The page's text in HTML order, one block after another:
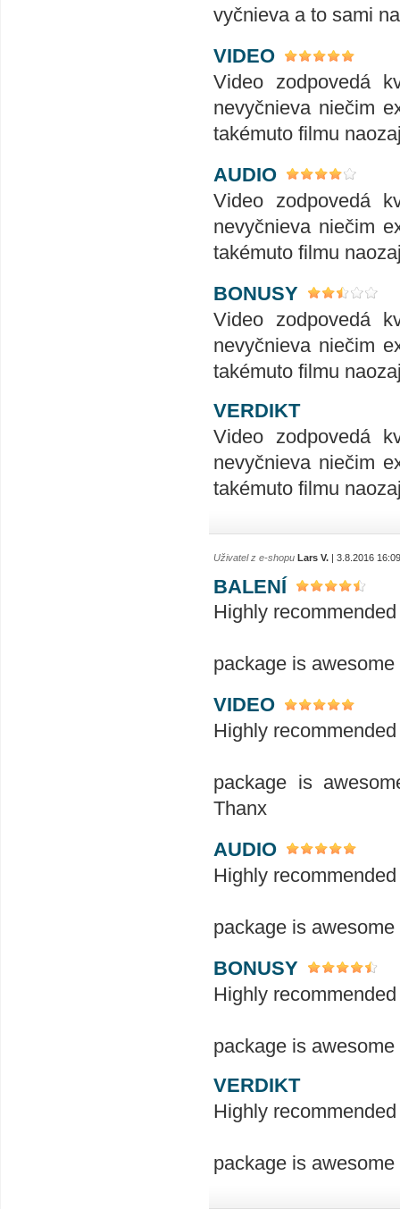
vyčnieva a to sami
VIDEO
Video zodpovedá
nevyčnieva niečim
takémuto filmu
AUDIO
Video zodpovedá
nevyčnieva niečim
takémuto filmu
BONUSY
Video zodpovedá
nevyčnieva niečim
takémuto filmu
VERDIKT
Video zodpovedá
nevyčnieva niečim
takémuto filmu
Uživatel z e-shopu Lars V. | 3.8.2016 16:09
BALENÍ
Highly
package is
VIDEO
Highly
package is
Thanx
AUDIO
Highly
package is
BONUSY
Highly
package is
VERDIKT
Highly
package is